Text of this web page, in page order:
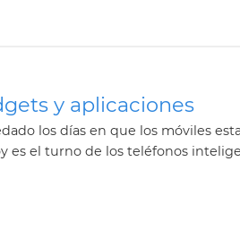
y aplicaciones
los días en que los móviles
es el turno de los teléfonos